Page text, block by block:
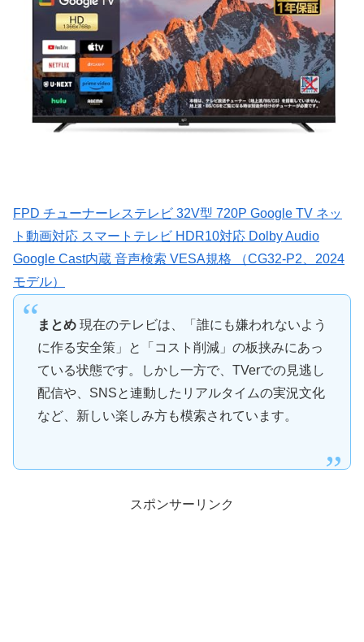
FPD チューナーレステレビ 32V型 720P Google TV ネッ
ト動画対応 スマートテレビ HDR10対応 Dolby Audio
Google Cast内蔵 音声検索 VESA規格 （CG32-P2、2024
モデル）
まとめ現在のテレビは、「誰にも嫌われないよう
に作る安全策」と「コスト削減」の板挟みにあっ
ている状態です。しかし一方で、TVerでの見逃し
配信や、SNSと連動したリアルタイムの実況文化
など、新しい楽しみ方も模索されています。
スポンサーリンク